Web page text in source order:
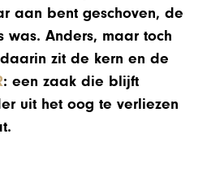
aan bent geschoven, de
was. Anders, maar toch
zit de kern en de
: een zaak die blijft
uit het oog te verliezen